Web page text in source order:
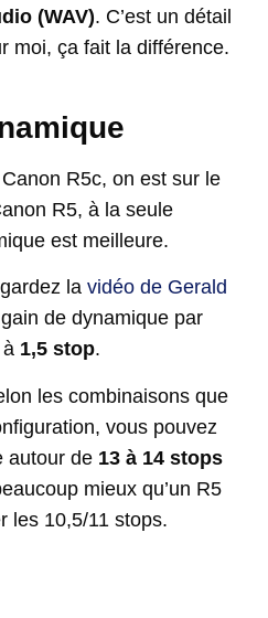
(WAV). C’est un détail
moi, ça fait la différence.
R5c, on est sur le
R5, à la seule
est meilleure.
la vidéo de Gerald
de dynamique par
1,5 stop.
les combinaisons que
vous pouvez
autour de 13 à 14 stops
mieux qu’un R5
les 10,5/11 stops.